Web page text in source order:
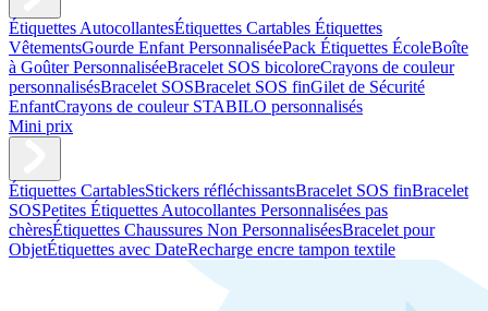
Étiquettes AutocollantesÉtiquettes Cartables Étiquettes
VêtementsGourde Enfant PersonnaliséePack Étiquettes ÉcoleBoîte
à Goûter PersonnaliséeBracelet SOS bicoloreCrayons de couleur
personnalisésBracelet SOSBracelet SOS finGilet de Sécurité
EnfantCrayons de couleur STABILO personnalisés
Mini prix
Étiquettes CartablesStickers réfléchissantsBracelet SOS finBracelet
SOSPetites Étiquettes Autocollantes Personnalisées pas
chèresÉtiquettes Chaussures Non PersonnaliséesBracelet pour
ObjetÉtiquettes avec DateRecharge encre tampon textile